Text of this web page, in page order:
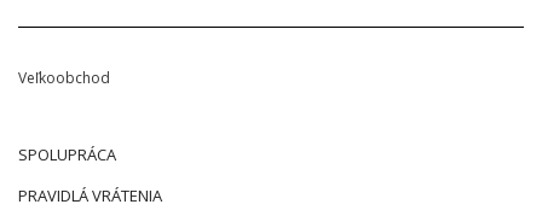
Veľkoobchod
SPOLUPRÁCA
PRAVIDLÁ VRÁTENIA